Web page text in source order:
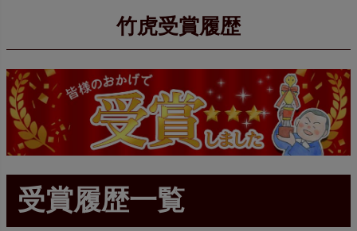
竹虎受賞履歴
受賞履歴一覧